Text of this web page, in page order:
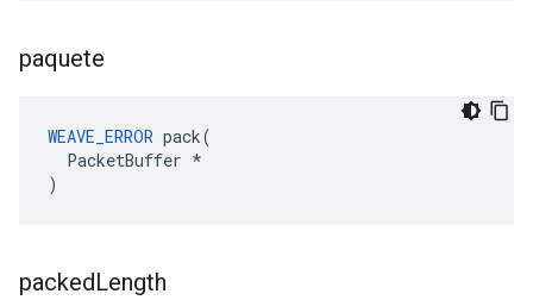
paquete
WEAVE_ERROR pack(
  PacketBuffer *
)
packedLength